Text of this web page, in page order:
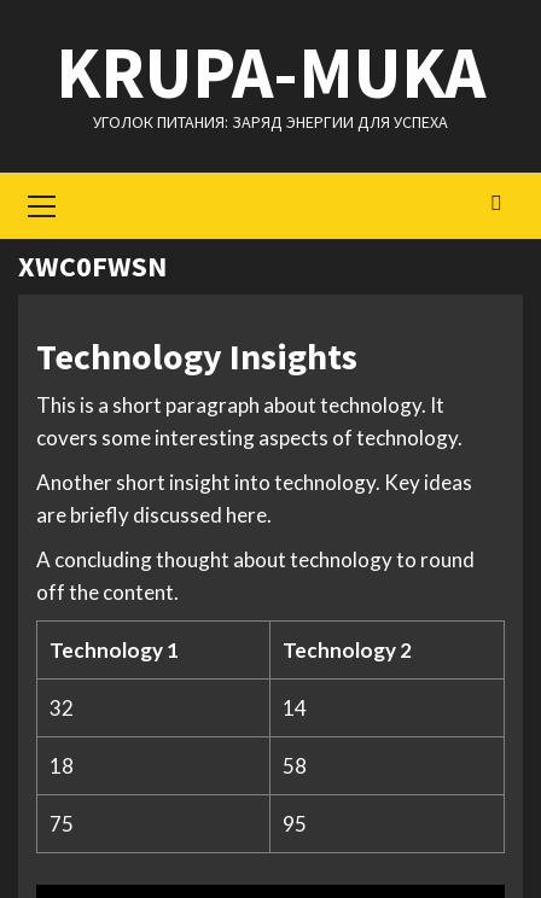
содержимому
KRUPA-MUKA
УГОЛОК ПИТАНИЯ: ЗАРЯД ЭНЕРГИИ ДЛЯ УСПЕХА
меню
XWC0FWSN
Technology Insights
This is a short paragraph about technology. It
covers some interesting aspects of technology.
Another short insight into technology. Key ideas
are briefly discussed here.
A concluding thought about technology to round
off the content.
Technology 1 Technology 2
32 14
18 58
75 95